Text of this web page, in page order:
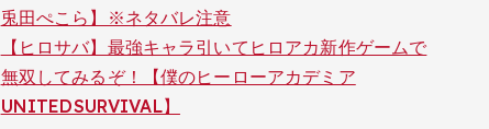
兎田ぺこら】※ネタバレ注意
【ヒロサバ】最強キャラ引いてヒロアカ新作ゲームで
無双してみるぞ！【僕のヒーローアカデミア
UNITEDSURVIVAL】